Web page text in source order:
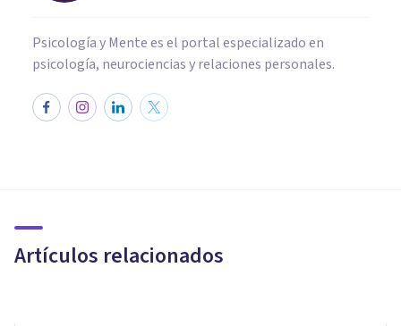
Psicología y Mente es el portal especializado en
psicología, neurociencias y relaciones personales.
Artículos relacionados
tienen en común